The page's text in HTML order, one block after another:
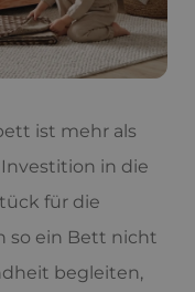
ist mehr als
in die
für die
so ein Bett nicht
begleiten,